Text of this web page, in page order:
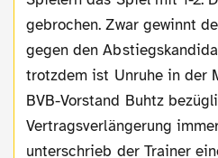
gebrochen. Zwar gewinnt
gegen den
trotzdem ist Unruhe in der
BVB-Vorstand Buhtz
Vertragsverlängerung
unterschrieb der Trainer